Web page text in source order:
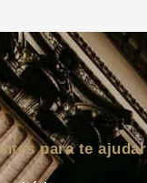
para te ajudar